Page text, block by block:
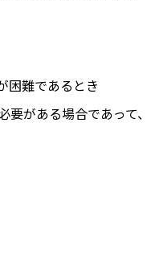
困難であるとき
がある場合であって、